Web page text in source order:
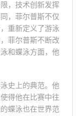
，技术创新发挥
，菲尔普斯不仅
重新定义了游泳
菲尔普斯不断改
和蝶泳方面，他
史上的典范。他
得他在比赛中往
蝶泳也在世界范